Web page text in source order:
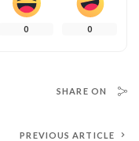
0
0
SHARE ON
PREVIOUS ARTICLE